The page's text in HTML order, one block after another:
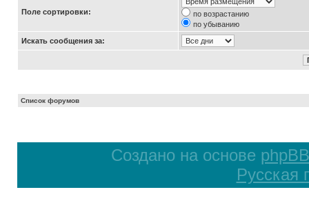
Поле сортировки:
по возрастанию
по убыванию
Искать сообщения за:
Список форумов
Создано на основе phpBB
Русская